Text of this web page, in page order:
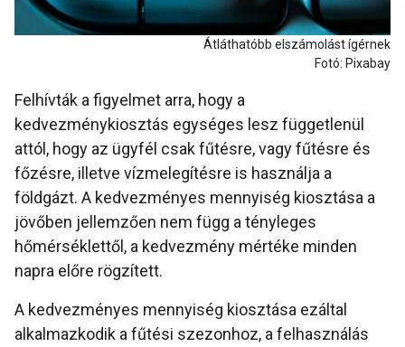
Átláthatóbb elszámolást ígérnek
Fotó: Pixabay
Felhívták a figyelmet arra, hogy a
kedvezménykiosztás egységes lesz függetlenül
attól, hogy az ügyfél csak fűtésre, vagy fűtésre és
főzésre, illetve vízmelegítésre is használja a
földgázt. A kedvezményes mennyiség kiosztása a
jövőben jellemzően nem függ a tényleges
hőmérséklettől, a kedvezmény mértéke minden
napra előre rögzített.
A kedvezményes mennyiség kiosztása ezáltal
alkalmazkodik a fűtési szezonhoz, a felhasználás